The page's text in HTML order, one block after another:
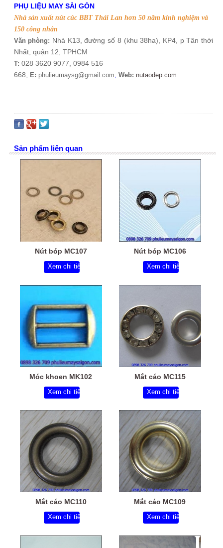
PHỤ LIỆU MAY SÀI GÒN
Nhà sản xuất nút cúc BBT Thái Lan hơn 50 năm kinh nghiệm và
150 công nhân
Văn phòng: Nhà K13, đường số 8 (khu 38ha), KP4, p Tân thới
Nhất, quận 12, TPHCM
T: 028 3620 9077, 0984 516
668, E: phulieumaysg@gmail.com, Web: nutaodep.com
Sản phẩm liên quan
Nút bóp MC107
Xem chi tiết
Nút bóp MC106
Xem chi tiết
Móc khoen MK102
Xem chi tiết
Mắt cáo MC115
Xem chi tiết
Mắt cáo MC110
Xem chi tiết
Mắt cáo MC109
Xem chi tiết